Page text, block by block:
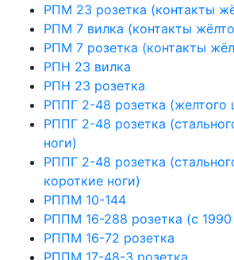
РПМ 23 розетка (контакты
РПМ 7 вилка (контакты
РПМ 7 розетка (контакты
РПН 23 вилка
РПН 23 розетка
РППГ 2-48 розетка (желтого
РППГ 2-48 розетка
ноги)
РППГ 2-48 розетка
короткие ноги)
РППМ 10-144
РППМ 16-288 розетка (с 1990
РППМ 16-72 розетка
РППМ 17-48-3 розетка